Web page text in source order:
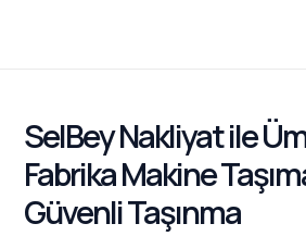
SelBey Nakliyat ile
Fabrika Makine
Güvenli Taşınma